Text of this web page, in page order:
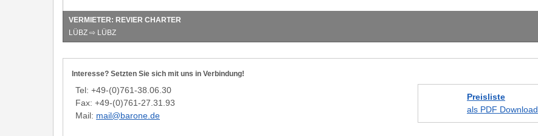
VERMIETER: REVIER CHARTER
LÜBZ ⇨ LÜBZ
Interesse? Setzten Sie sich mit uns in Verbindung!
Tel: +49-(0)761-38.06.30
Fax: +49-(0)761-27.31.93
Mail: mail@barone.de
Preisliste
als PDF Download